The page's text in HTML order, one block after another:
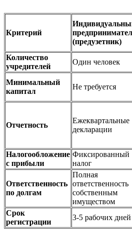
Критерий
(предузетник)
Количество
учредителей
Один человек
Минимальный
капитал
Не требуется
Отчетность
Ежеквартальные
декларации
Налогообложение
с прибыли
Фиксированный
налог
Ответственность
по долгам
Полная
ответственность
собственным
имуществом
Срок
регистрации
3-5 рабочих дней